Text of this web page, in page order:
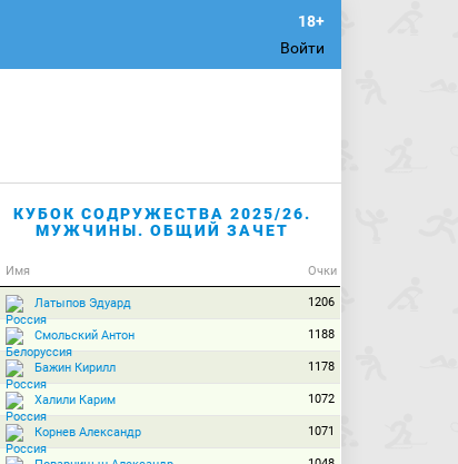
Войти
КУБОК СОДРУЖЕСТВА 2025/26.
МУЖЧИНЫ. ОБЩИЙ ЗАЧЕТ
Имя Очки
Латыпов Эдуард 1206
Смольский Антон 1188
Бажин Кирилл 1178
Халили Карим 1072
Корнев Александр 1071